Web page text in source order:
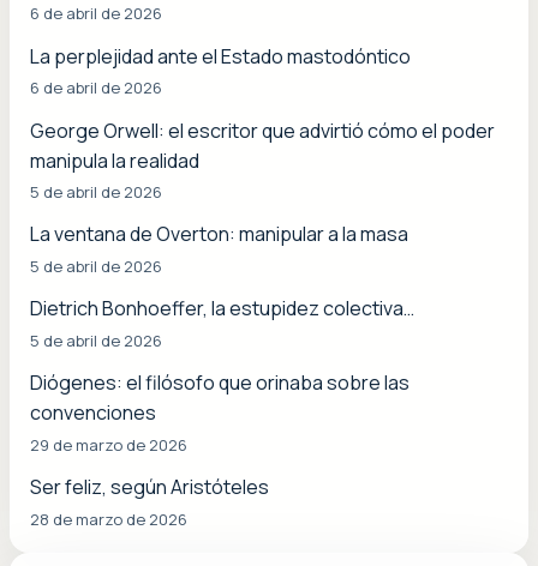
6 de abril de 2026
La perplejidad ante el Estado mastodóntico
6 de abril de 2026
George Orwell: el escritor que advirtió cómo el poder
manipula la realidad
5 de abril de 2026
La ventana de Overton: manipular a la masa
5 de abril de 2026
Dietrich Bonhoeffer, la estupidez colectiva…
5 de abril de 2026
Diógenes: el filósofo que orinaba sobre las
convenciones
29 de marzo de 2026
Ser feliz, según Aristóteles
28 de marzo de 2026